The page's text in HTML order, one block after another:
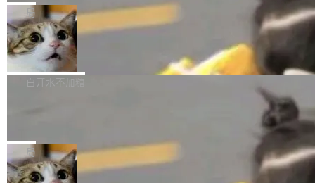
质的最低采样率）的音频格式将被拒绝 修复了 C
SS 圆角虚线样式中可能存在的问题 如果表单中
的图像元素不在同一个子树中，则它们将不再关
联 加...
最强的若干项。对于尚未正式发版的 PG 19，则
通过拉取过去一年内（从 PG 18 Beta1 时间点
至今）的所有 commit，同样交由 AI 分析提炼。
经过人工复核，准确度令人满意。这一方法也为
社区爱好者提供了高效跟踪新版本的思路。
维护工作一直与我的日常工作、家务、社交生活
和休闲娱乐竞争时间。" 这是 libexpat 维护者 S
ebastian Pipping 写在博客里的话。8 月 4 日，
他宣布了一个新消息：从 2026 年 8 月 1 日起，
他可以全职维护 libexpat 了，最长 6 个月。发
库之一。你的操作系统、浏览器、无数的基础设
施软件，很可能都在用它。而过去十年，维护它
的人一直在用业余...
局
Firefox 153.0.3 发布
Firefox 153.0.3 现已发布，具体更新内容如
下： New Smart Window 包含多项增强功能：
gi?id=2019042">Bug&nbsp;2019042</a>）</l
i> <li>现在，助手可以直接使用 Exa 的网络搜索
白开水不加糖
的 npm 包。项目的核心论点是：容器不适合 Ag
ent 计算。真正适合的，是 Isolate。 Cloudflare
局